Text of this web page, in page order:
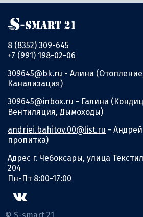
8 (8352) 309-645
+7 (991) 198-02-06
309645@bk.ru - Алина
Канализация)
309645@inbox.ru - Галина
Вентиляция, Дымоходы)
andriei.bahitov.00@list.ru -
пропитка)
Адрес г. Чебоксары, улица
204
Пн-Пт 8:00-17:00